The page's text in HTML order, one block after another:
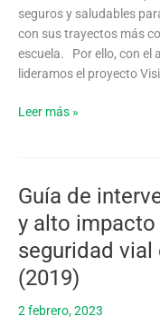
seguros y saludables
con sus trayectos más
escuela. Por ello, con el
lideramos el proyecto
Caminar
y
Pedalear
a
Escuela
Leer más »
Guía de
y alto
seguridad
(2019)
2 febrero, 2023
Guía
intervenciones
de
bajo
costo
y